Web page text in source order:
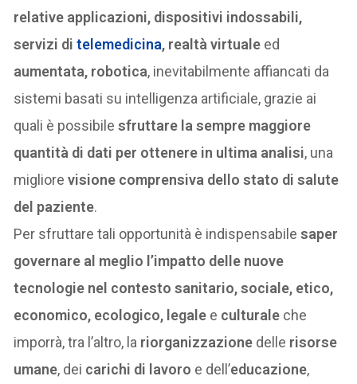
relative applicazioni, dispositivi indossabili,
servizi ditelemedicina, realtà virtuale ed
aumentata, robotica, inevitabilmente affiancati da
sistemi basati su intelligenza artificiale, grazie ai
quali è possibilesfruttare la sempre maggiore
quantità di dati per ottenere in ultima analisi, una
migliorevisione comprensiva dello stato di salute
del paziente.
Per sfruttare tali opportunità è indispensabilesaper
governare al meglio l’impatto delle nuove
tecnologie nel contesto sanitario, sociale, etico,
economico, ecologico, legale e culturale che
imporrà, tra l’altro, la riorganizzazione delle risorse
umane, dei carichi di lavoro e dell’educazione,